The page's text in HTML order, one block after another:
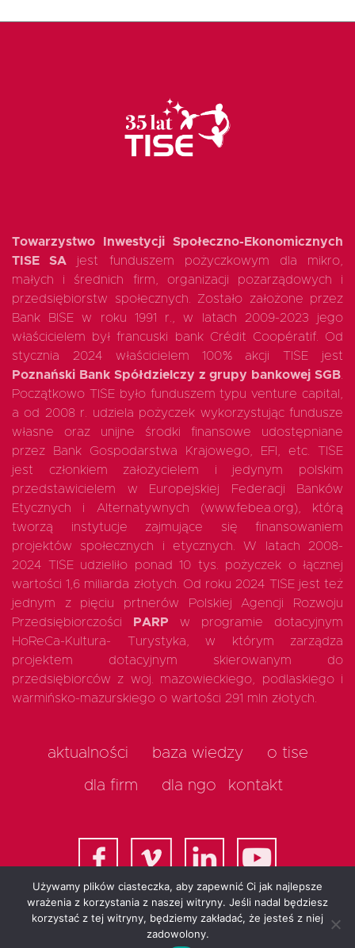
Towarzystwo Inwestycji Społeczno-Ekonomicznych
TISE SA jest funduszem pożyczkowym dla mikro,
małych i średnich firm, organizacji pozarządowych i
przedsiębiorstw społecznych. Zostało założone przez
Bank BISE w roku 1991 r., w latach 2009-2023 jego
właścicielem był francuski bank Crédit Coopératif. Od
stycznia 2024 właścicielem 100% akcji TISE jest
Poznański Bank Spółdzielczy z grupy bankowej SGB
Początkowo TISE było funduszem typu venture capital,
a od 2008 r. udziela pożyczek wykorzystując fundusze
własne oraz unijne środki finansowe udostępniane
przez Bank Gospodarstwa Krajowego, EFI, etc. TISE
jest członkiem założycielem i jedynym polskim
przedstawicielem w Europejskiej Federacji Banków
Etycznych i Alternatywnych (www.febea.org), którą
tworzą instytucje zajmujące się finansowaniem
projektów społecznych i etycznych. W latach 2008-
2024 TISE udzieliło ponad 10 tys. pożyczek o łącznej
wartości 1,6 miliarda złotych. Od roku 2024 TISE jest też
jednym z pięciu prtnerów Polskiej Agencji Rozwoju
Przedsiębiorczości PARP w programie dotacyjnym
HoReCa-Kultura- Turystyka, w którym zarządza
projektem dotacyjnym skierowanym do
przedsiębiorców z woj. mazowieckiego, podlaskiego i
warmińsko-mazurskiego o wartości 291 mln złotych.
aktualności baza wiedzy o tise
dla firm dla ngo kontakt
All rights reserved 2025
Używamy plików ciasteczka, aby zapewnić Ci jak najlepsze
wrażenia z korzystania z naszej witryny. Jeśli nadal będziesz
korzystać z tej witryny, będziemy zakładać, że jesteś z niej
zadowolony.